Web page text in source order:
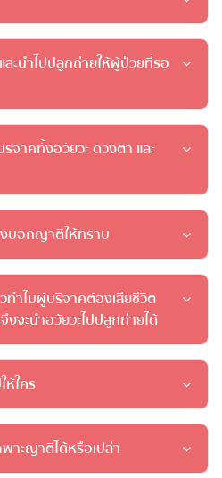
ะนำไปปลูกถ่ายให้ผู้ป่วยที่รอ
จาคทั้งอวัยวะ ดวงตา และ
บอกญาติให้ทราบ
ทำไมผู้บริจาคต้องเสียชีวิต
จะนำอวัยวะไปปลูกถ่ายได้
ห้ใคร
าะญาติได้หรือเปล่า